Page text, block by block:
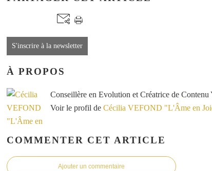
S'inscrire à la newsletter
À PROPOS
Conseillère en Evolution et Créatrice de Contenu
Voir le profil de Cécilia VEFOND "L'Âme en
COMMENTER CET ARTICLE
Ajouter un commentaire